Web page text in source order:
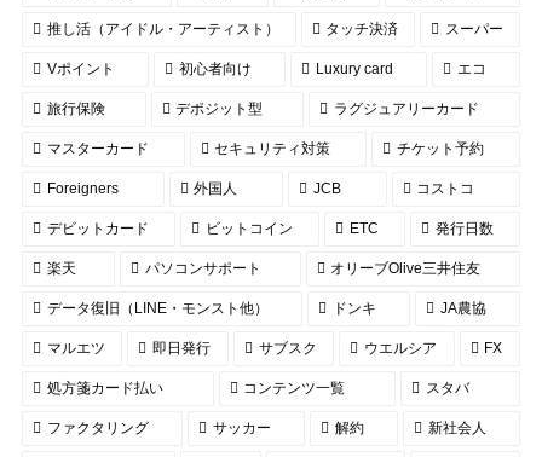
推し活（アイドル・アーティスト） タッチ決済 スーパー
Vポイント 初心者向け Luxury card エコ
旅行保険 デポジット型 ラグジュアリーカード
マスターカード セキュリティ対策 チケット予約
Foreigners 外国人 JCB コストコ
デビットカード ビットコイン ETC 発行日数
楽天 パソコンサポート オリーブOlive三井住友
データ復旧（LINE・モンスト他） ドンキ JA農協
マルエツ 即日発行 サブスク ウエルシア FX
処方箋カード払い コンテンツ一覧 スタバ
ファクタリング サッカー 解約 新社会人